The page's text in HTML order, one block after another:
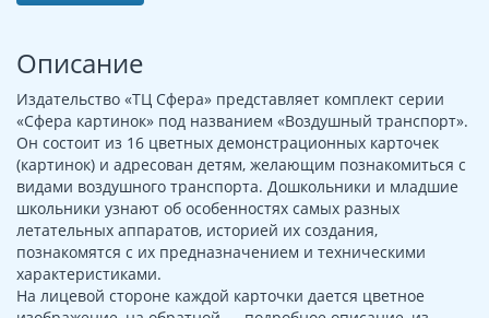
Описание
Издательство «ТЦ Сфера» представляет комплект серии
«Сфера картинок» под названием «Воздушный транспорт».
Он состоит из 16 цветных демонстрационных карточек
(картинок) и адресован детям, желающим познакомиться с
видами воздушного транспорта. Дошкольники и младшие
школьники узнают об особенностях самых разных
летательных аппаратов, историей их создания,
познакомятся с их предназначением и техническими
характеристиками.
На лицевой стороне каждой карточки дается цветное